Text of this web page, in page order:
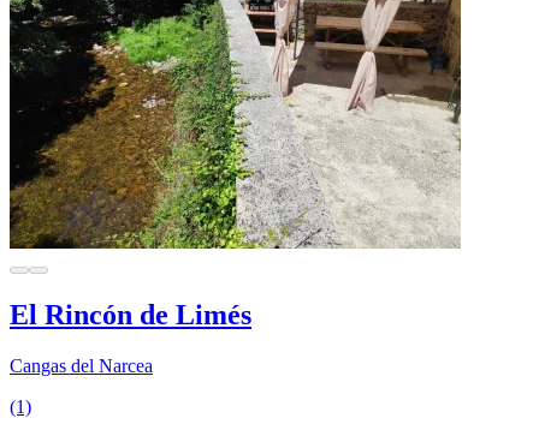
El Rincón de Limés
Cangas del Narcea
(1)